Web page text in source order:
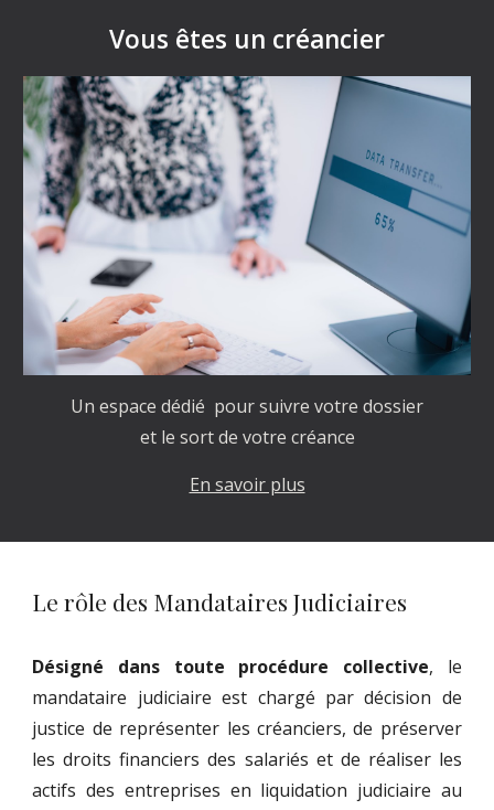
Vous êtes un créancier
Un espace dédié pour suivre votre dossier
et le sort de votre créance
En savoir plus
Le rôle des Mandataires Judiciaires
Désigné dans toute procédure collective, le
mandataire judiciaire est chargé par décision de
justice de représenter les créanciers, de préserver
les droits financiers des salariés et de réaliser les
actifs des entreprises en liquidation judiciaire au